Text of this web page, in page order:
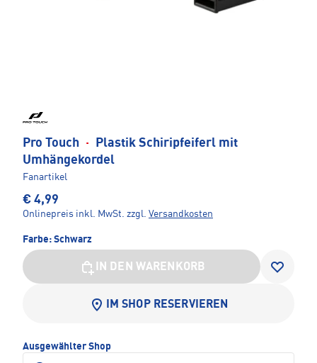
Pro Touch ·
Plastik Schiripfeiferl mit
Umhängekordel
Fanartikel
€ 4,99
Onlinepreis inkl. MwSt. zzgl. Versandkosten
Farbe: Schwarz
IN DEN WARENKORB
IM SHOP RESERVIEREN
Ausgewählter Shop